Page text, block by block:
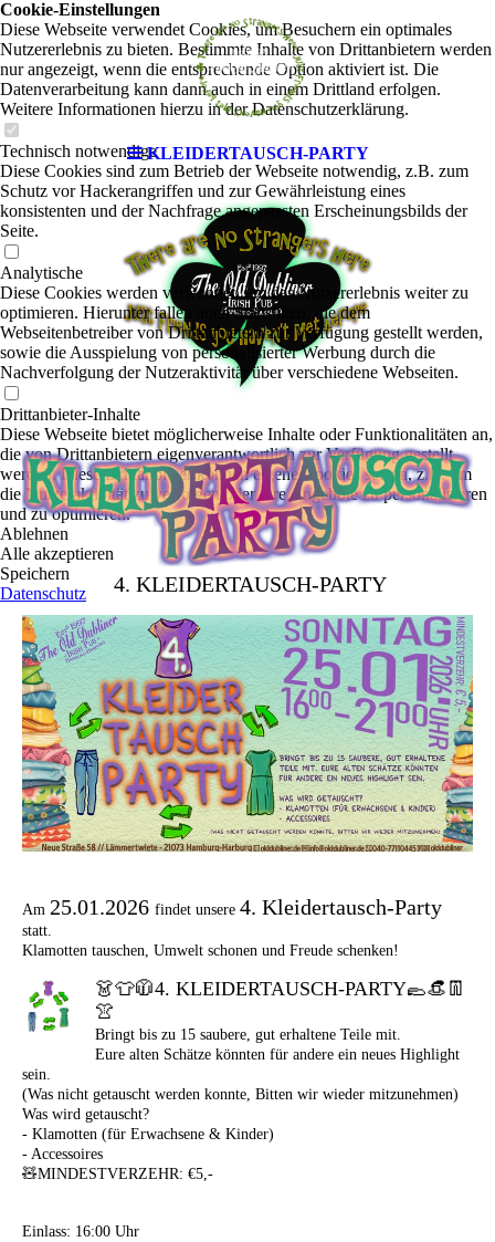
KLEIDERTAUSCH-PARTY
4. KLEIDERTAUSCH-PARTY
Am 25.01.2026 findet unsere 4. Kleidertausch-Party
statt.
Klamotten tauschen, Umwelt schonen und Freude schenken!
👗👕🧥4. KLEIDERTAUSCH-PARTY🥿👒👖
👚
Bringt bis zu 15 saubere, gut erhaltene Teile mit.
Eure alten Schätze könnten für andere ein neues Highlight
sein.
(Was nicht getauscht werden konnte, Bitten wir wieder mitzunehmen)
Was wird getauscht?
- Klamotten (für Erwachsene & Kinder)
- Accessoires
🧸MINDESTVERZEHR: €5,-
Einlass: 16:00 Uhr
Cookie-Einstellungen
Diese Webseite verwendet Cookies, um Besuchern ein optimales
Nutzererlebnis zu bieten. Bestimmte Inhalte von Drittanbietern werden
nur angezeigt, wenn die entsprechende Option aktiviert ist. Die
Datenverarbeitung kann dann auch in einem Drittland erfolgen.
Weitere Informationen hierzu in der Datenschutzerklärung.
Technisch notwendige
Diese Cookies sind zum Betrieb der Webseite notwendig, z.B. zum
Schutz vor Hackerangriffen und zur Gewährleistung eines
konsistenten und der Nachfrage angepassten Erscheinungsbilds der
Seite.
Analytische
Diese Cookies werden verwendet, um das Nutzererlebnis weiter zu
optimieren. Hierunter fallen auch Statistiken, die dem
Webseitenbetreiber von Drittanbietern zur Verfügung gestellt werden,
sowie die Ausspielung von personalisierter Werbung durch die
Nachverfolgung der Nutzeraktivität über verschiedene Webseiten.
Drittanbieter-Inhalte
Diese Webseite bietet möglicherweise Inhalte oder Funktionalitäten an,
die von Drittanbietern eigenverantwortlich zur Verfügung gestellt
werden. Diese Drittanbieter können eigene Cookies setzen, z.B. um
die Nutzeraktivität zu verfolgen oder ihre Angebote zu personalisieren
und zu optimieren.
Ablehnen
Alle akzeptieren
Speichern
Datenschutz